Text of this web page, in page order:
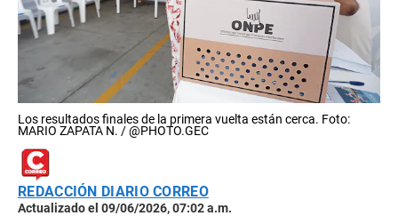
Los resultados finales de la primera vuelta están cerca. Foto:
MARIO ZAPATA N. / @PHOTO.GEC
REDACCIÓN DIARIO CORREO
Actualizado el 09/06/2026, 07:02 a.m.